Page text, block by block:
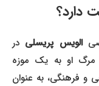
دارد؟
الویس پریسلی در
او به یک موزه
و فرهنگی، به عنوان